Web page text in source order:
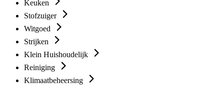
Keuken
Stofzuiger
Witgoed
Strijken
Klein Huishoudelijk
Reiniging
Klimaatbeheersing